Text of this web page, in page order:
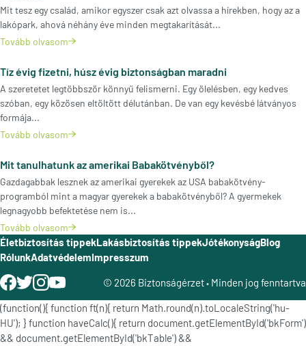
Mit tesz egy család, amikor egyszer csak azt olvassa a hírekben, hogy az a
lakópark, ahová néhány éve minden megtakarítását...
Tovább olvasom
Tíz évig fizetni, húsz évig biztonságban maradni
A szeretetet legtöbbször könnyű felismerni. Egy ölelésben, egy kedves
szóban, egy közösen eltöltött délutánban. De van egy kevésbé látványos
formája...
Tovább olvasom
Mit tanulhatunk az amerikai Babakötvényből?
Gazdagabbak lesznek az amerikai gyerekek az USA babakötvény-
programból mint a magyar gyerekek a babakötvényből? A gyermekek
legnagyobb befektetése nem is...
Tovább olvasom
Életbiztosítás tippekLakásbiztosítás tippekJótékonyságBlog
RólunkAdatvédelemImpresszum
© 2026 Biztonságérzet• Minden jog fenntartva
(function(){ function ft(n){ return Math.round(n).toLocaleString('hu-
HU'); } function haveCalc(){ return document.getElementById('bkForm')
&& document.getElementById('bkTable') &&